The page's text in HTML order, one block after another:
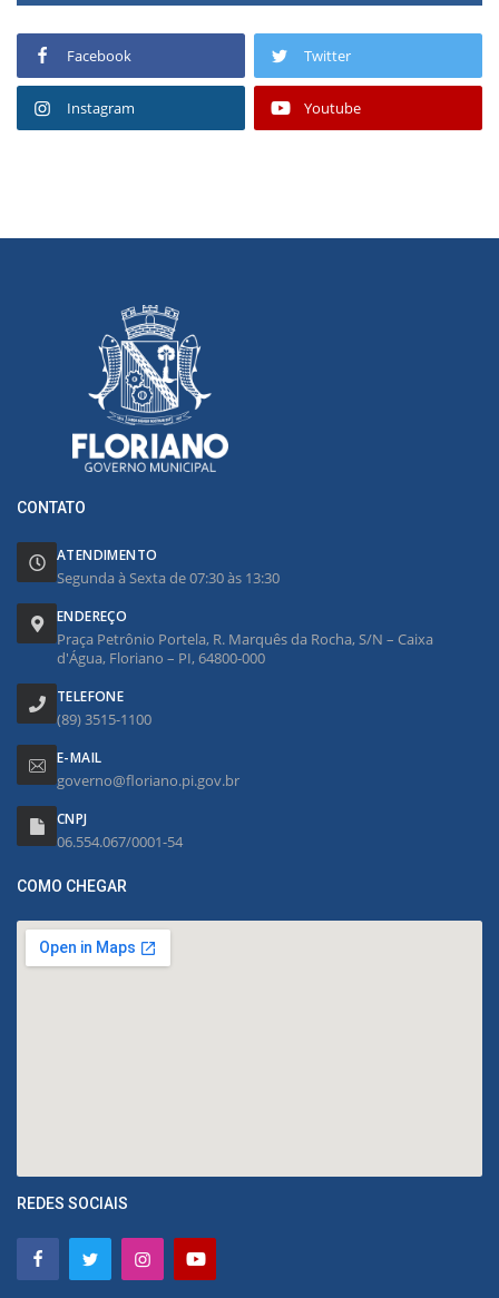
Facebook Twitter
Instagram Youtube
CONTATO
ATENDIMENTO
Segunda à Sexta de 07:30 às 13:30
ENDEREÇO
Praça Petrônio Portela, R. Marquês da Rocha, S/N – Caixa
d'Água, Floriano – PI, 64800-000
TELEFONE
(89) 3515-1100
E-MAIL
governo@floriano.pi.gov.br
CNPJ
06.554.067/0001-54
COMO CHEGAR
REDES SOCIAIS